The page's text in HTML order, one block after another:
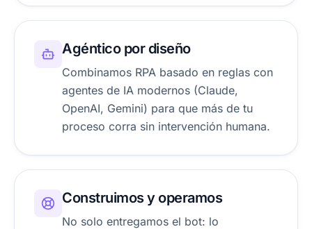
Agéntico por diseño
Combinamos RPA basado en reglas con
agentes de IA modernos (Claude,
OpenAI, Gemini) para que más de tu
proceso corra sin intervención humana.
Construimos y operamos
No solo entregamos el bot: lo